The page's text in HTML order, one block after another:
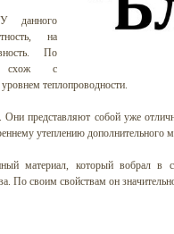
данного
на
По
схож с
теплопроводности.
представляют собой уже
утеплению дополнительного
материал, который вобрал
По своим свойствам он